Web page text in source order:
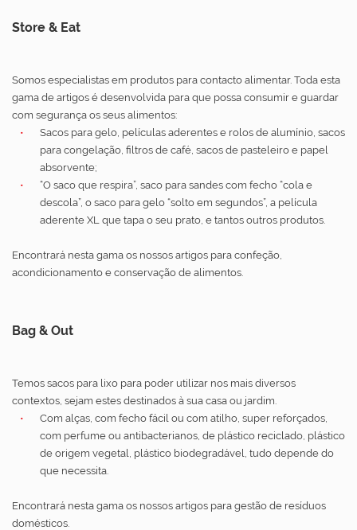
Store & Eat
Somos especialistas em produtos para contacto alimentar. Toda esta
gama de artigos é desenvolvida para que possa consumir e guardar
com segurança os seus alimentos:
Sacos para gelo, películas aderentes e rolos de alumínio, sacos
para congelação, filtros de café, sacos de pasteleiro e papel
absorvente;
“O saco que respira”, saco para sandes com fecho “cola e
descola”, o saco para gelo “solto em segundos”, a película
aderente XL que tapa o seu prato, e tantos outros produtos.
Encontrará nesta gama os nossos artigos para confeção,
acondicionamento e conservação de alimentos.
Bag & Out
Temos sacos para lixo para poder utilizar nos mais diversos
contextos, sejam estes destinados à sua casa ou jardim.
Com alças, com fecho fácil ou com atilho, super reforçados,
com perfume ou antibacterianos, de plástico reciclado, plástico
de origem vegetal, plástico biodegradável, tudo depende do
que necessita.
Encontrará nesta gama os nossos artigos para gestão de resíduos
domésticos.